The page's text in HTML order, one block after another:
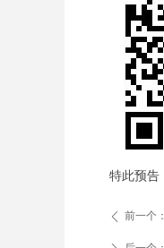
特此预告
ꄴ 前一个：